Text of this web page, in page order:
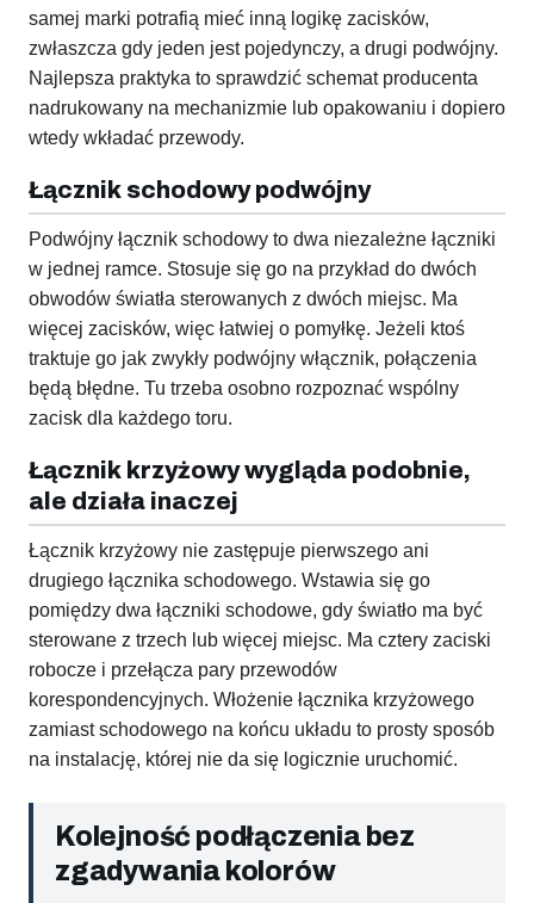
samej marki potrafią mieć inną logikę zacisków,
zwłaszcza gdy jeden jest pojedynczy, a drugi podwójny.
Najlepsza praktyka to sprawdzić schemat producenta
nadrukowany na mechanizmie lub opakowaniu i dopiero
wtedy wkładać przewody.
Łącznik schodowy podwójny
Podwójny łącznik schodowy to dwa niezależne łączniki
w jednej ramce. Stosuje się go na przykład do dwóch
obwodów światła sterowanych z dwóch miejsc. Ma
więcej zacisków, więc łatwiej o pomyłkę. Jeżeli ktoś
traktuje go jak zwykły podwójny włącznik, połączenia
będą błędne. Tu trzeba osobno rozpoznać wspólny
zacisk dla każdego toru.
Łącznik krzyżowy wygląda podobnie,
ale działa inaczej
Łącznik krzyżowy nie zastępuje pierwszego ani
drugiego łącznika schodowego. Wstawia się go
pomiędzy dwa łączniki schodowe, gdy światło ma być
sterowane z trzech lub więcej miejsc. Ma cztery zaciski
robocze i przełącza pary przewodów
korespondencyjnych. Włożenie łącznika krzyżowego
zamiast schodowego na końcu układu to prosty sposób
na instalację, której nie da się logicznie uruchomić.
Kolejność podłączenia bez
zgadywania kolorów